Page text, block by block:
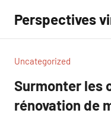
contenu
Perspectives
Uncategorized
Surmonter les
rénovation de